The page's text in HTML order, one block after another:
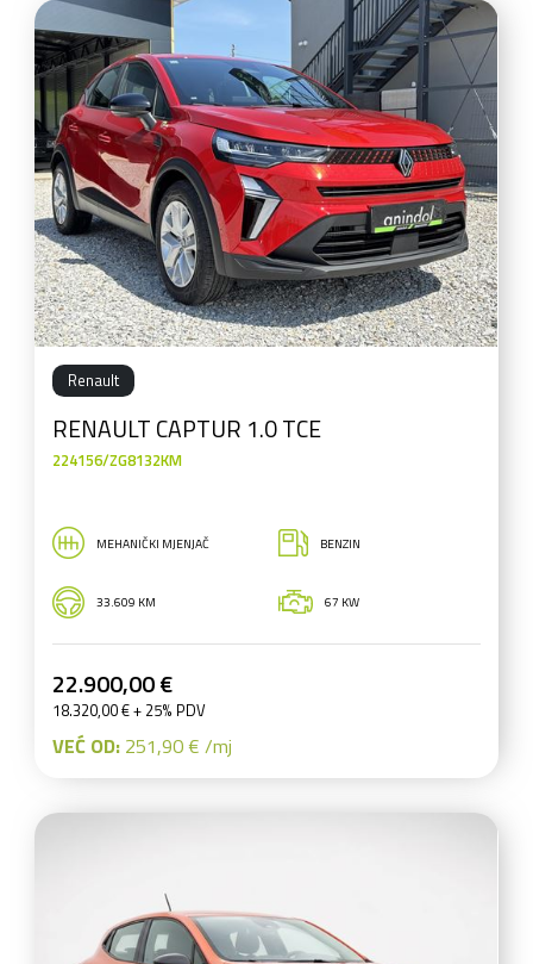
Renault
RENAULT CAPTUR 1.0 TCE
224156/ZG8132KM
MEHANIČKI MJENJAČ BENZIN
33.609 KM 67 KW
22.900,00 €
18.320,00 € + 25% PDV
VEĆ OD: 251,90 € /mj